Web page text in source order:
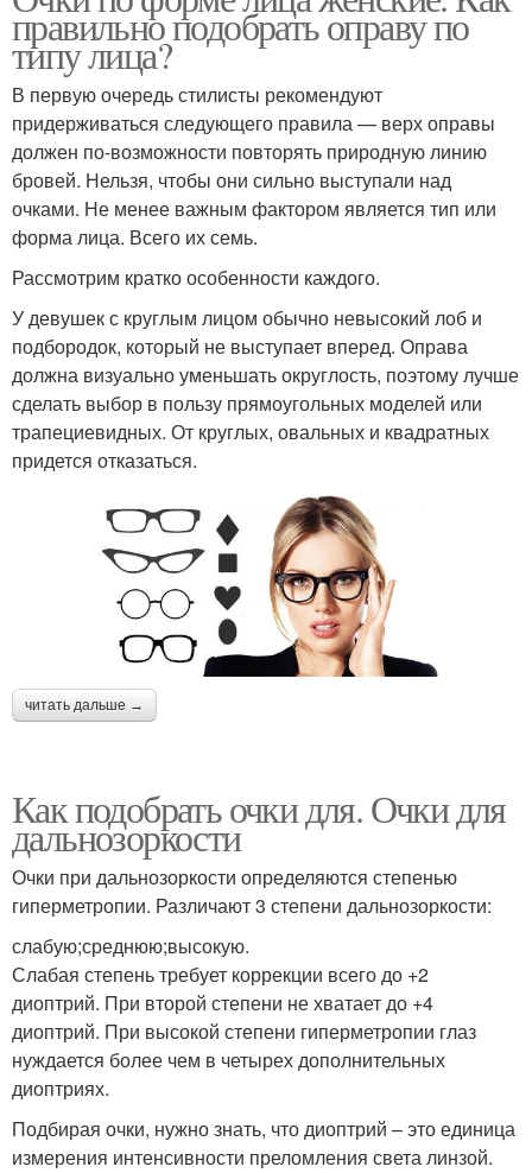
правильно подобрать оправу по
типу лица?
В первую очередь стилисты рекомендуют
придерживаться следующего правила — верх оправы
должен по-возможности повторять природную линию
бровей. Нельзя, чтобы они сильно выступали над
очками. Не менее важным фактором является тип или
форма лица. Всего их семь.
Рассмотрим кратко особенности каждого.
У девушек с круглым лицом обычно невысокий лоб и
подбородок, который не выступает вперед. Оправа
должна визуально уменьшать округлость, поэтому лучше
сделать выбор в пользу прямоугольных моделей или
трапециевидных. От круглых, овальных и квадратных
придется отказаться.
читать дальше →
Как подобрать очки для. Очки для
дальнозоркости
Очки при дальнозоркости определяются степенью
гиперметропии. Различают 3 степени дальнозоркости:
слабую;среднюю;высокую.
Слабая степень требует коррекции всего до +2
диоптрий. При второй степени не хватает до +4
диоптрий. При высокой степени гиперметропии глаз
нуждается более чем в четырех дополнительных
диоптриях.
Подбирая очки, нужно знать, что диоптрий – это единица
измерения интенсивности преломления света линзой.